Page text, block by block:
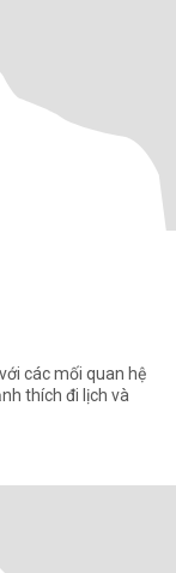
các mối quan hệ
thích đi lịch và